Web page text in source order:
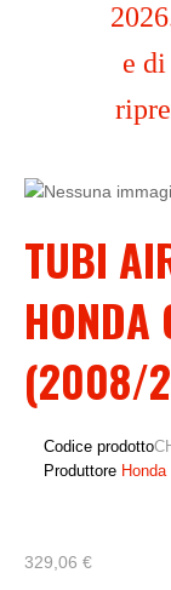
e
TUBI
(2008/
Codice prodotto
Produttore Honda
329,06 €